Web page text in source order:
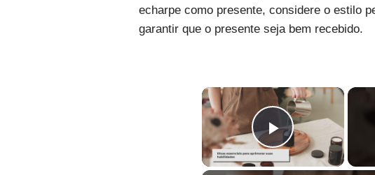
echarpe como presente, considere o estilo
garantir que o presente seja bem recebido.
×
Play Video